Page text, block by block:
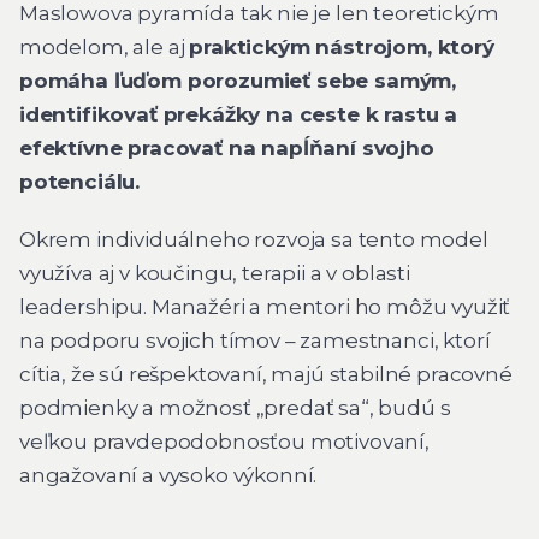
Maslowova pyramída tak nie je len teoretickým
modelom, ale aj praktickým nástrojom, ktorý
pomáha ľuďom porozumieť sebe samým,
identifikovať prekážky na ceste k rastu a
efektívne pracovať na napĺňaní svojho
potenciálu.
Okrem individuálneho rozvoja sa tento model
využíva aj v koučingu, terapii a v oblasti
leadershipu. Manažéri a mentori ho môžu využiť
na podporu svojich tímov – zamestnanci, ktorí
cítia, že sú rešpektovaní, majú stabilné pracovné
podmienky a možnosť „predať sa“, budú s
veľkou pravdepodobnosťou motivovaní,
angažovaní a vysoko výkonní.